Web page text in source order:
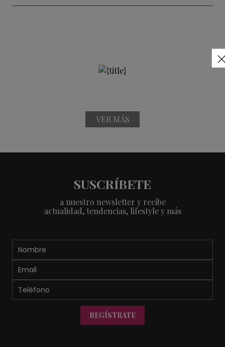
VER MÁS
SUSCRÍBETE
a nuestro newsletter y recibe
actualidad, tendencias, lifestyle y más
REGÍSTRATE